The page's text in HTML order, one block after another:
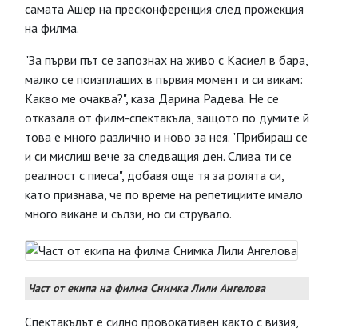
самата Ашер на пресконференция след прожекция
на филма.
"За първи път се запознах на живо с Касиел в бара,
малко се поизплаших в първия момент и си викам:
Какво ме очаква?", каза Дарина Радева. Не се
отказала от филм-спектакъла, защото по думите й
това е много различно и ново за нея. "Прибираш се
и си мислиш вече за следващия ден. Слива ти се
реалност с пиеса", добавя още тя за ролята си,
като признава, че по време на репетициите имало
много викане и сълзи, но си струвало.
Част от екипа на филма Снимка Лили Ангелова
Спектакълът е силно провокативен както с визия,